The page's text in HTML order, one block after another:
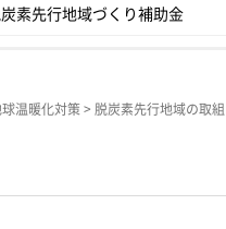
素先行地域づくり補助金
温暖化対策> 脱炭素先行地域の取組